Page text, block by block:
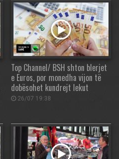
Top Channel/ BSH shton blerjet
e Euros, por monedha vijon të
dobësohet kundrejt lekut
26/07 19:38